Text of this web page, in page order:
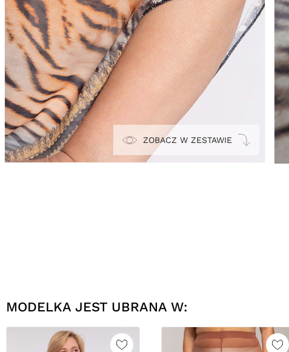
ZOBACZ W ZESTAWIE
MODELKA JEST UBRANA W: